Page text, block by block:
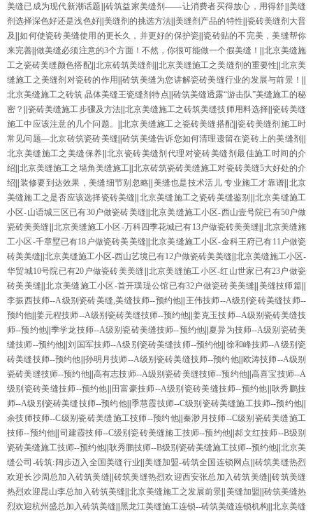
美缝已成为现代新潮话题 砖筑益家美缝剂——让消费者买得放心，用得舒 美缝
剂选择深色好还是浅色好|| 美缝剂的挑选方法 ||美缝剂产品的特性 瓷砖美缝剂大普
及 ||如何使瓷砖美缝使用的更长久，并更好的保护瓷 ||瓷砖贴的不完美，美缝帮你
来完善 ||做美缝必须注意的3个方面！不然，你很可能做一个假美缝！
北京美缝施
工之瓷砖美缝颜色搭配|| 北京砖筑美缝剂 ||北京美缝施工之美缝剂的重要性 北京美
缝施工之美缝剂对瓷砖的作用 砖筑美缝为您讲解瓷砖美缝行业的发展与前景！
北京美缝施工之砖筑 晶体美缝王瓷缝剂特点 砖筑美缝透露“游击队”美缝施工的秘
密？
||瓷砖美缝施工步骤及方法|| 北京美缝施工之砖筑美缝技师用料选择|| 瓷砖美缝
施工中应该注意的几个问题。
北京美缝施工之瓷砖美缝搭配 ||瓷砖美缝剂施工时
常见问题—北京砖筑瓷砖美缝 砖筑美缝告诉您如何清理遗留在瓷砖上的美缝剂
北京美缝施工之美缝保养 北京瓷砖美缝剂代理对瓷砖美缝剂最佳施工时间的介
绍 ||北京美缝施工之墙角美缝施工|| 北京砖筑瓷砖美缝施工对瓷砖美缝5大好处的介
绍 装修要到达效果，美缝细节别忽略 美缝也是技术活儿 专业施工才靠谱 北京
美缝施工之是否应该选择瓷砖美缝 北京美缝施工之瓷砖美缝鉴别
北京美缝施工
小区-山语城三区已有30户做瓷砖美缝 北京美缝施工小区-西山壹号院已有50户做
瓷砖美美缝 北京美缝施工小区-万科四季花城已有13户做瓷砖美美缝 北京美缝施
工小区-千章墅已有18户做瓷砖美美缝 北京美缝施工小区-金科王府已有11户做瓷
砖美美缝 北京美缝施工小区-西山艺境已有12户做瓷砖美美缝 北京美缝施工小区-
华贸城10号院已有20户做瓷砖美美缝 北京美缝施工小区-红山世家已有23户做瓷
砖美美缝 ||北京美缝施工小区-首开璞瑅公馆已有32户做瓷砖美美缝 美缝技师篇
李振西技师--A级别瓷砖美缝,美缝技师--预约他 王伟技师--A级别瓷砖美缝技师--
预约他 ||姜元程技师--A级别瓷砖美缝技师--预约他 ||姜克玉技师--A级别瓷砖美缝技
师--预约他|| 季学龙技师--A级别瓷砖美缝技师--预约他 夏异为技师--A级别瓷砖美
缝技师--预约他 ||刘国军技师--A级别瓷砖美缝技师--预约他 徐和峰技师--A级别瓷
砖美缝技师--预约他 孙明月技师--A级别瓷砖美缝技师--预约他|| 欧涛技师--A级别
瓷砖美缝技师--预约他|| 高有志技师--A级别瓷砖美缝技师--预约他|| 高喜宝技师--A
级别瓷砖美缝技师--预约他
田富豪技师--A级别瓷砖美缝技师--预约他 耿秀鹏技
师--A级别瓷砖美缝技师--预约他|| 季慧霞技师--C级别瓷砖美缝施工技师--预约他
余技师技师--C级别瓷砖美缝施工技师--预约他|| 秦渺月技师--C级别瓷砖美缝施工
技师--预约他 司建霞技师--C级别瓷砖美缝施工技师--预约他 ||郝文红技师--B级别
瓷砖美缝施工技师--预约他 耿秀鹏技师--B级别瓷砖美缝施工技师--预约他 北京美
缝公司-砖筑:阔步迈入全国美缝行业 ||美缝加盟-砖筑全国连锁网点 砖筑美缝热烈
欢迎长沙周总加入砖筑美缝 砖筑美缝热烈欢迎西安张总加入砖筑美缝 ||砖筑美缝
热烈欢迎昆山李总加入砖筑美缝 北京美缝施工之发展前景 美缝加盟 砖筑美缝热
烈欢迎杭州盛总加入砖筑美缝 黑龙江美缝施工连锁--砖筑美缝连锁机构 北京美缝